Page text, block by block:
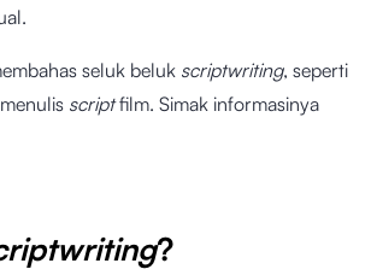
seluk beluk scriptwriting, seperti
scriptfilm. Simak informasinya
?